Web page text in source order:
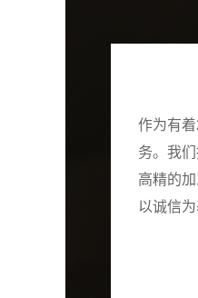
作为有
务。我
高精的
以诚信